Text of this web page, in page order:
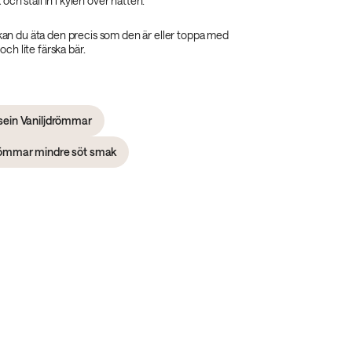
du äta den precis som den är eller toppa med
lite färska bär.
Vaniljdrömmar
mindre söt smak